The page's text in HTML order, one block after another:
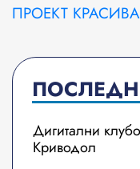
ПРОЕКТ
Дигитални
Криводол